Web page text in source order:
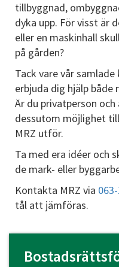
tillbyggnad,
dyka upp. För visst är
eller en maskinhall
på gården?
Tack vare vår
erbjuda dig hjälp både
Är du privatperson
dessutom möjlighet
MRZ utför.
Ta med era idéer och
de mark- eller
Kontakta MRZ via
tål att jämföras.